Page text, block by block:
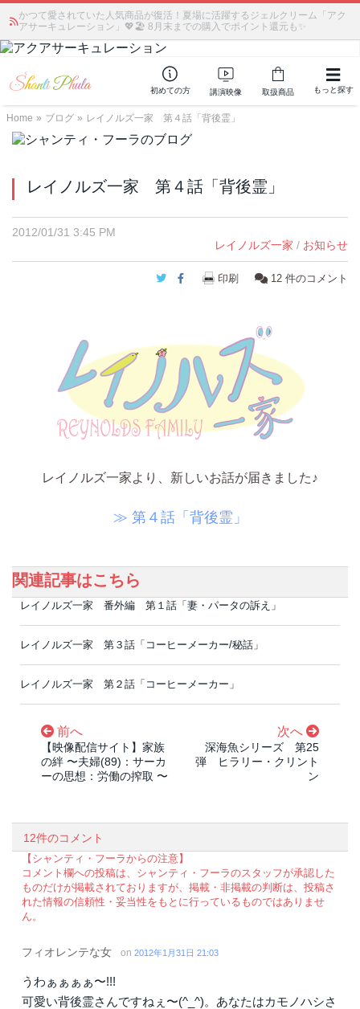
かつて愛されていた人気商品が復活！夏場に活躍するジェルクリーム「アク
アサーキュレーション」💖🏖️ 8月末までの購入でポイント還元も✨
初めての方 講演映像 取扱商品 もっと探す
Home » ブログ » レイノルズ一家 第４話「背後霊」
レイノルズ一家 第４話「背後霊」
2012/01/31 3:45 PM
レイノルズ一家 / お知らせ
Twitter
Facebook
印刷 12 件のコメント
レイノルズ一家より、新しいお話が届きました♪
≫ 第４話「背後霊」
関連記事はこちら
レイノルズ一家 番外編 第１話「妻・パータの訴え」
レイノルズ一家 第３話「コーヒーメーカー/秘話」
レイノルズ一家 第２話「コーヒーメーカー」
前へ
【映像配信サイト】家族
の絆 〜夫婦(89)：サーカ
ーの思想：労働の搾取 〜
次へ
深海魚シリーズ 第25
弾 ヒラリー・クリント
ン
12件のコメント
【シャンティ・フーラからの注意】
コメント欄への投稿は、シャンティ・フーラのスタッフが承認した
ものだけが掲載されておりますが、掲載・非掲載の判断は、投稿さ
れた情報の信頼性・妥当性をもとに行っているものではありませ
ん。
フィオレンテな女 on 2012年1月31日 21:03
うわぁぁぁぁ〜!!!
可愛い背後霊さんですねぇ〜(^_^)。あなたはカモノハシさ